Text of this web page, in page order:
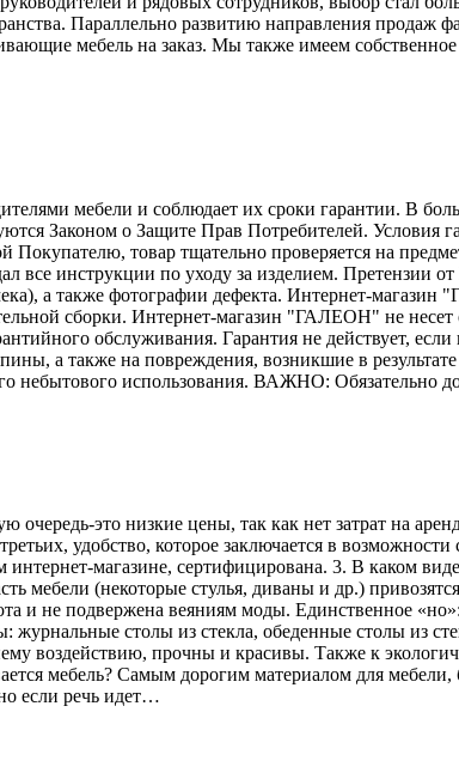
Параллельно развитию направления продаж
мебель на заказ. Мы также имеем
мебели и соблюдает их сроки гарантии. В
Законом о Защите Прав Потребителей. Условия
Покупателю, товар тщательно проверяется на
все инструкции по уходу за изделием.
а также фотографии дефекта. Интернет-
сборки. Интернет-магазин "ГАЛЕОН" не
обслуживания. Гарантия не действует,
а также на повреждения, возникшие в
небытового использования. ВАЖНО: Обязательно
очередь-это низкие цены, так как нет затрат на
удобство, которое заключается в
магазине, сертифицирована. 3. В каком
мебели (некоторые стулья, диваны и др.)
и не подвержена веяниям моды. Единственное
столы из стекла, обеденные столы из
воздействию, прочны и красивы. Также к
мебель? Самым дорогим материалом для
если речь идет…